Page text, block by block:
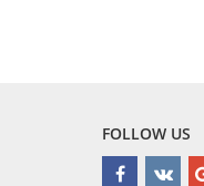
FOLLOW US